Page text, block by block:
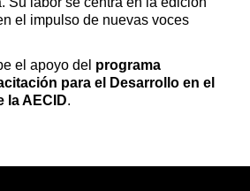
el impulso de nuevas voces
el apoyo del programa
para el Desarrollo en el
la AECID.